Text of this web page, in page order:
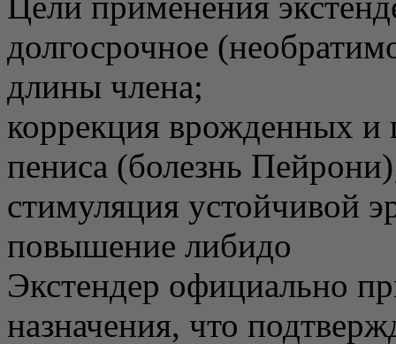
долгосрочное
длины члена;
коррекция врожденных и
пениса (болезнь
стимуляция устойчивой
повышение либидо
Экстендер официально
назначения, что